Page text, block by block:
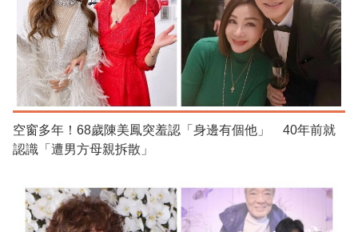
空窗多年！68歲陳美鳳突羞認「身邊有個他」 40年前就
認識「遭男方母親拆散」